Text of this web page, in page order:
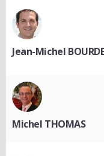
Jean-Michel
Michel THOMAS